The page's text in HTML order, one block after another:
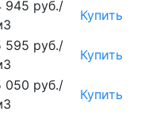
945 руб./
Купить
595 руб./
Купить
050 руб./
Купить